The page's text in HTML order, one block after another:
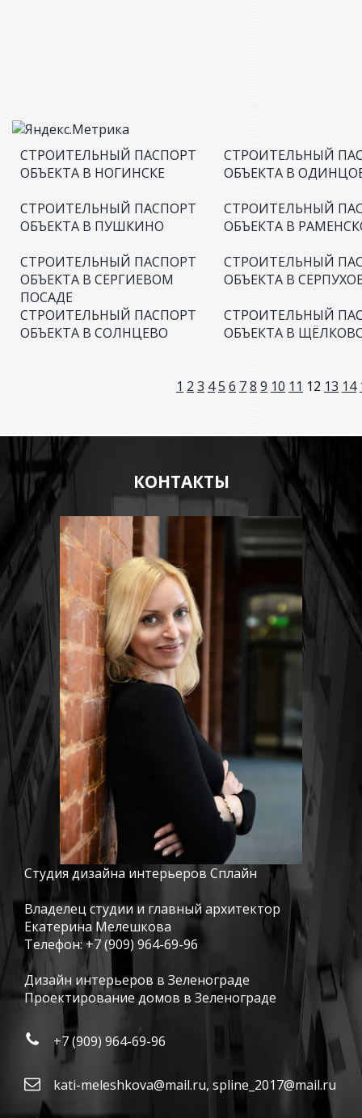
СТРОИТЕЛЬНЫЙ ПАСПОРТ
ОБЪЕКТА В НОГИНСКЕ
СТРОИТЕЛЬНЫЙ
ОБЪЕКТА В
СТРОИТЕЛЬНЫЙ ПАСПОРТ
ОБЪЕКТА В ПУШКИНО
СТРОИТЕЛЬНЫЙ
ОБЪЕКТА В
СТРОИТЕЛЬНЫЙ ПАСПОРТ
ОБЪЕКТА В СЕРГИЕВОМ
ПОСАДЕ
СТРОИТЕЛЬНЫЙ
ОБЪЕКТА В
СТРОИТЕЛЬНЫЙ ПАСПОРТ
ОБЪЕКТА В СОЛНЦЕВО
СТРОИТЕЛЬНЫЙ
ОБЪЕКТА В
1 2 3 45 6 78 9 10 11 12 13 14
КОНТАКТЫ
Студия дизайна интерьеров Сплайн
Владелец студии и главный архитектор
Екатерина Мелешкова
Телефон:+7 (909) 964-69-96
Дизайн интерьеров в Зеленограде
Проектирование домов в Зеленограде
+7 (909) 964-69-96
kati-meleshkova@mail.ru, spline_2017@mail.ru